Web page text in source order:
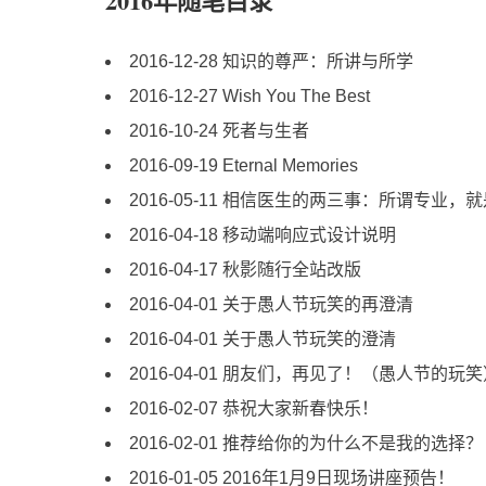
2016-12-28 知识的尊严：所讲与所学
2016-12-27 Wish You The Best
2016-10-24 死者与生者
2016-09-19 Eternal Memories
2016-05-11 相信医生的两三事：所谓专业，就
2016-04-18 移动端响应式设计说明
2016-04-17 秋影随行全站改版
2016-04-01 关于愚人节玩笑的再澄清
2016-04-01 关于愚人节玩笑的澄清
2016-04-01 朋友们，再见了！（愚人节的玩笑
2016-02-07 恭祝大家新春快乐！
2016-02-01 推荐给你的为什么不是我的选择？
2016-01-05 2016年1月9日现场讲座预告！